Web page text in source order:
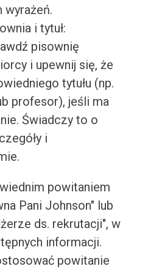
wyrażeń.
i tytuł:
pisownię
i upewnij się, że
tytułu (np.
profesor), jeśli ma
Świadczy to o
i
powitaniem
Pani Johnson" lub
ds. rekrutacji", w
informacji.
powitanie